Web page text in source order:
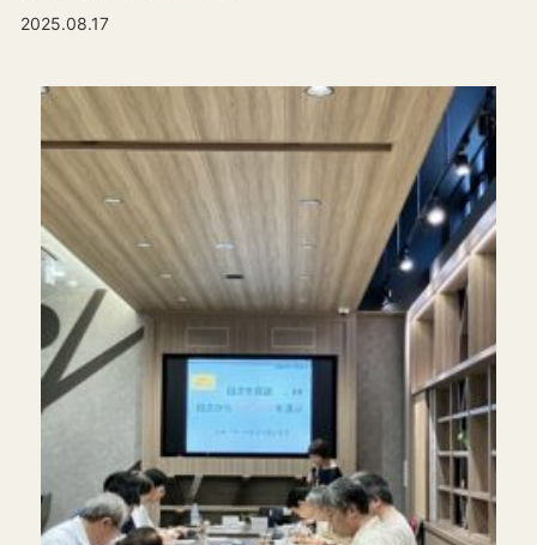
2025.08.17